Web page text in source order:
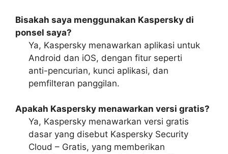
Bisakah saya menggunakan Kaspersky di
ponsel saya?
Ya, Kaspersky menawarkan aplikasi untuk
Android dan iOS, dengan fitur seperti
anti-pencurian, kunci aplikasi, dan
pemfilteran panggilan.
Apakah Kaspersky menawarkan versi gratis?
Ya, Kaspersky menawarkan versi gratis
dasar yang disebut Kaspersky Security
Cloud – Gratis, yang memberikan